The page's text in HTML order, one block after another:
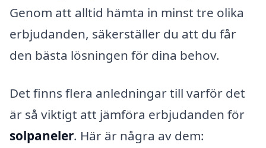
Genom att alltid hämta in minst tre olika
erbjudanden, säkerställer du att du får
den bästa lösningen för dina behov.
Det finns flera anledningar till varför det
är så viktigt att jämföra erbjudanden för
solpaneler. Här är några av dem: